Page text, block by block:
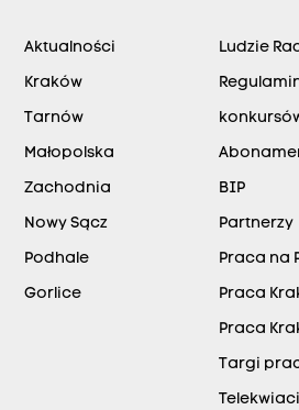
Aktualności
Kraków
Tarnów
Małopolska
Zachodnia
Nowy Sącz
Podhale
Gorlice
Ludzie
BIP
Partnerzy
Praca na
Praca
Praca
Targi